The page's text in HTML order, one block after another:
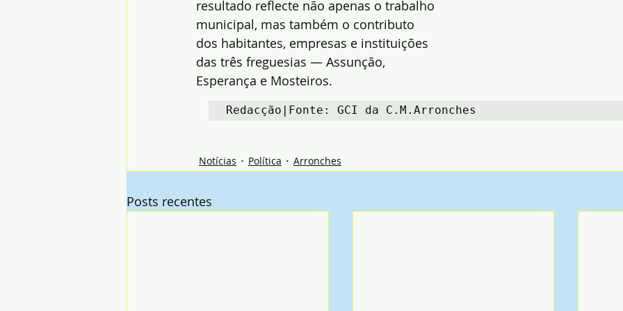
resultado reflecte não apenas o trabalho
municipal, mas também o contributo
dos habitantes, empresas e instituições
das três freguesias — Assunção,
Esperança e Mosteiros.
Redacção|Fonte: GCI da C.M.Arronches
Notícias Política Arronches
Posts recentes